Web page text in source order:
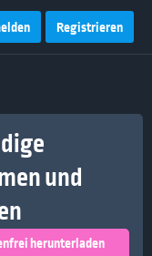
Registrieren
und
herunterladen